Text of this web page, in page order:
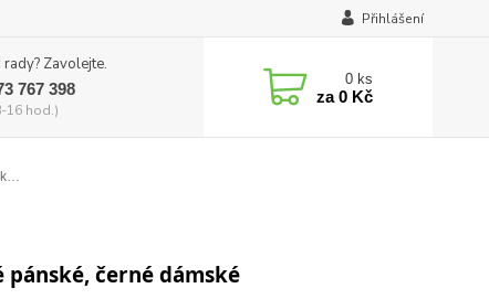
Přihlášení
rady? Zavolejte.
767 398
16 hod.)
0 ks
za0 Kč
pánské, černé dámské